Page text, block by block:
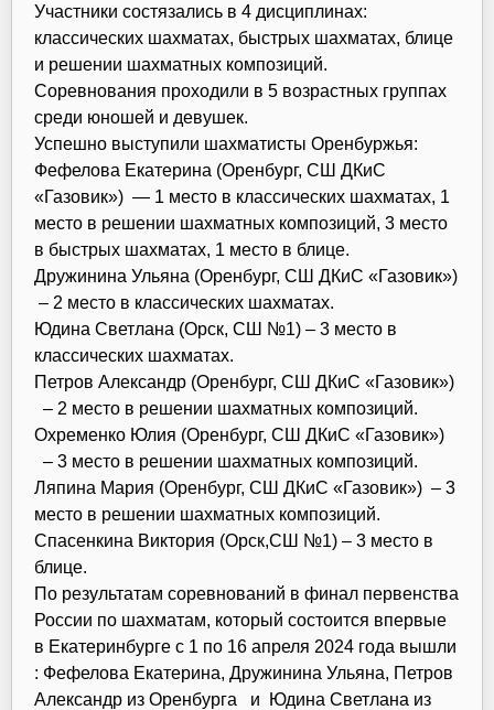
Участники состязались в 4 дисциплинах:
классических шахматах, быстрых шахматах, блице
и решении шахматных композиций.
Соревнования проходили в 5 возрастных группах
среди юношей и девушек.
Успешно выступили шахматисты Оренбуржья:
Фефелова Екатерина (Оренбург, СШ ДКиС
«Газовик») — 1 место в классических шахматах, 1
место в решении шахматных композиций, 3 место
в быстрых шахматах, 1 место в блице.
Дружинина Ульяна (Оренбург, СШ ДКиС «Газовик»)
– 2 место в классических шахматах.
Юдина Светлана (Орск, СШ №1) – 3 место в
классических шахматах.
Петров Александр (Оренбург, СШ ДКиС «Газовик»)
– 2 место в решении шахматных композиций.
Охременко Юлия (Оренбург, СШ ДКиС «Газовик»)
– 3 место в решении шахматных композиций.
Ляпина Мария (Оренбург, СШ ДКиС «Газовик») – 3
место в решении шахматных композиций.
Спасенкина Виктория (Орск,СШ №1) – 3 место в
блице.
По результатам соревнований в финал первенства
России по шахматам, который состоится впервые
в Екатеринбурге с 1 по 16 апреля 2024 года вышли
: Фефелова Екатерина, Дружинина Ульяна, Петров
Александр из Оренбурга и Юдина Светлана из